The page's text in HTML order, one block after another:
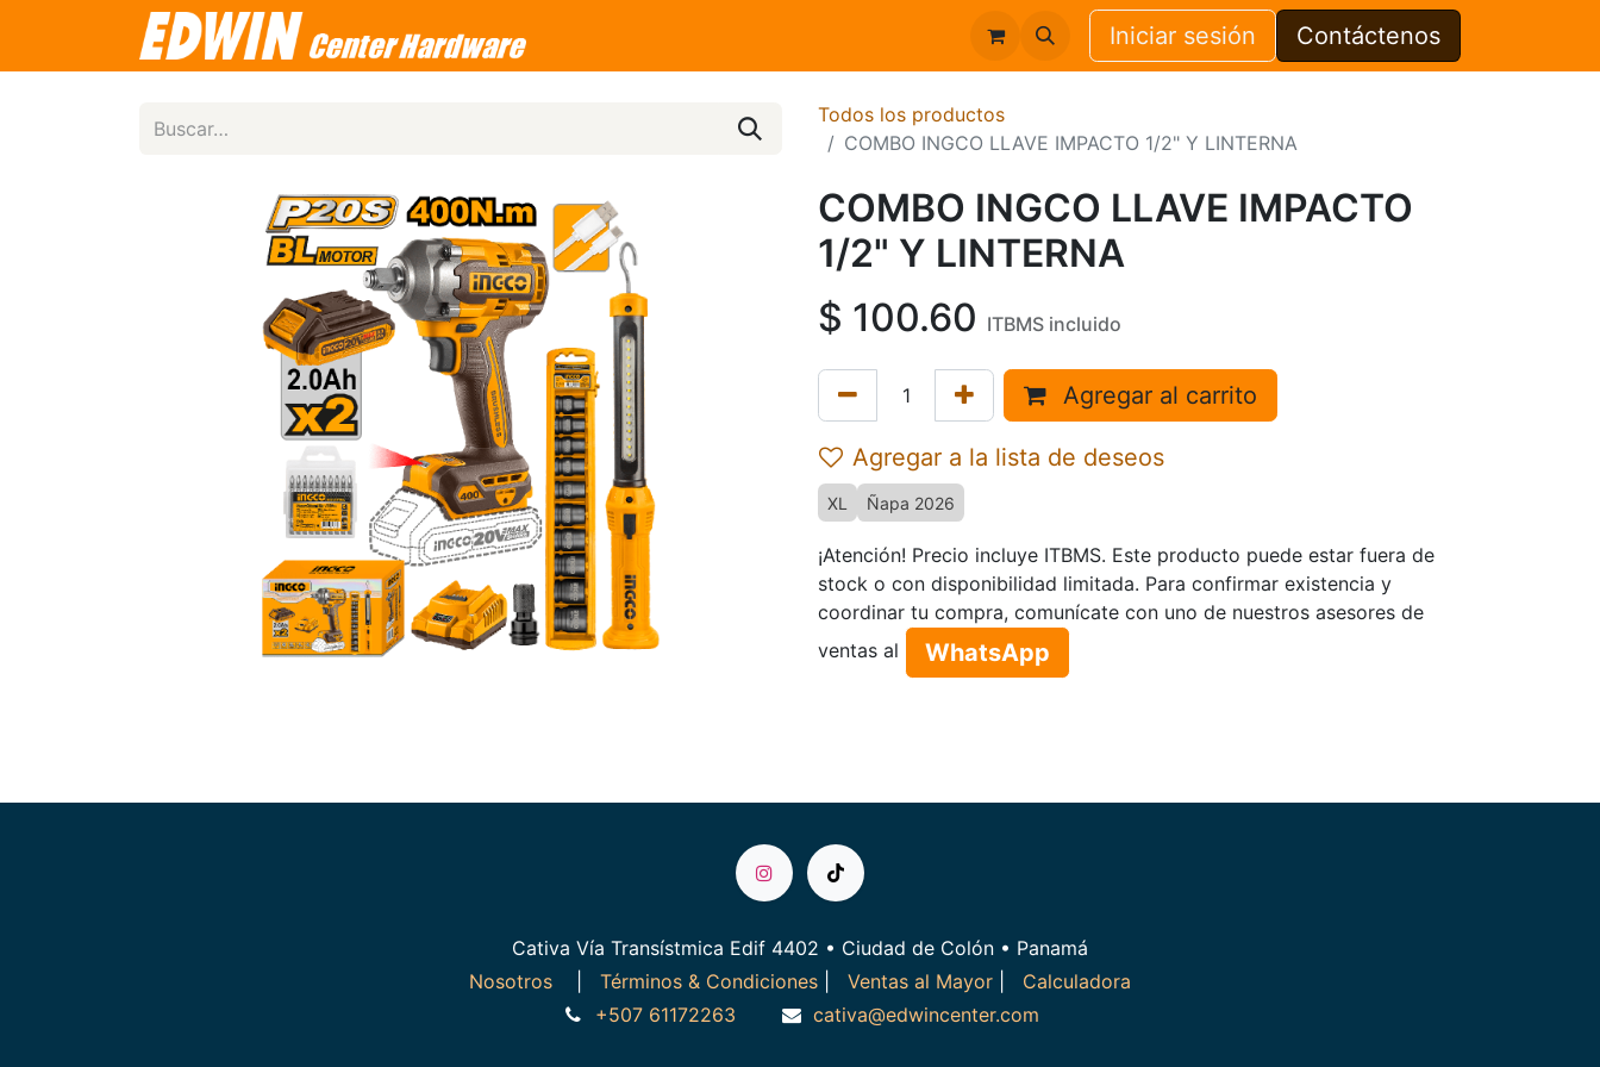
Iniciar sesión Contáctenos
Todos los productos
COMBO INGCO LLAVE IMPACTO 1/2" Y LINTERNA
COMBO INGCO LLAVE IMPACTO
1/2" Y LINTERNA
$ 100.60 ITBMS incluido
Agregar al carrito
Agregar a la lista de deseos
XL Ñapa 2026
¡Atención! Precio incluye ITBMS. Este producto puede estar fuera de
stock o con disponibilidad limitada. Para confirmar existencia y
coordinar tu compra, comunícate con uno de nuestros asesores de
ventas al
WhatsApp​​​​
Cativa Vía Transístmica Edif 4402 • Ciudad de Colón • Panamá
Nosotros
Términos & Condiciones Ventas al Mayor
Calculadora
+507 61172263
cativa@edwincenter.com